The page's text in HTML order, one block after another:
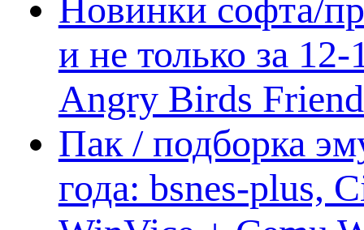
Новинки софта/
и не только за
Angry Birds
Пак / подборка
года: bsnes-plus,